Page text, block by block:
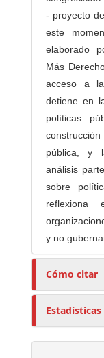
- proyecto
este
elaborado
Más
acceso a
detiene en
políticas
pública, y
análisis
sobre
y no
Cómo citar
Estadísticas